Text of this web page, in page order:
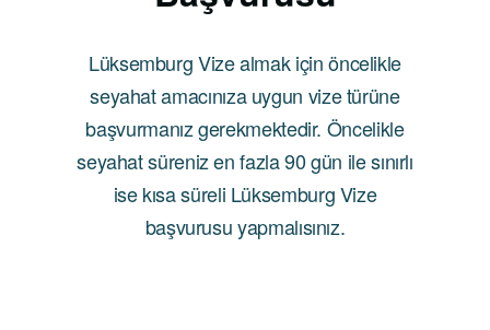
Lüksemburg Vize almak için öncelikle
seyahat amacınıza uygun vize türüne
başvurmanız gerekmektedir. Öncelikle
seyahat süreniz en fazla 90 gün ile sınırlı
ise kısa süreli Lüksemburg Vize
başvurusu yapmalısınız.